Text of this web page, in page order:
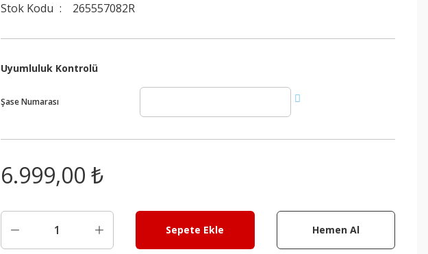
Stok Kodu
265557082R
Uyumluluk Kontrolü
Şase Numarası
6.999,00 ₺
Sepete Ekle Hemen Al